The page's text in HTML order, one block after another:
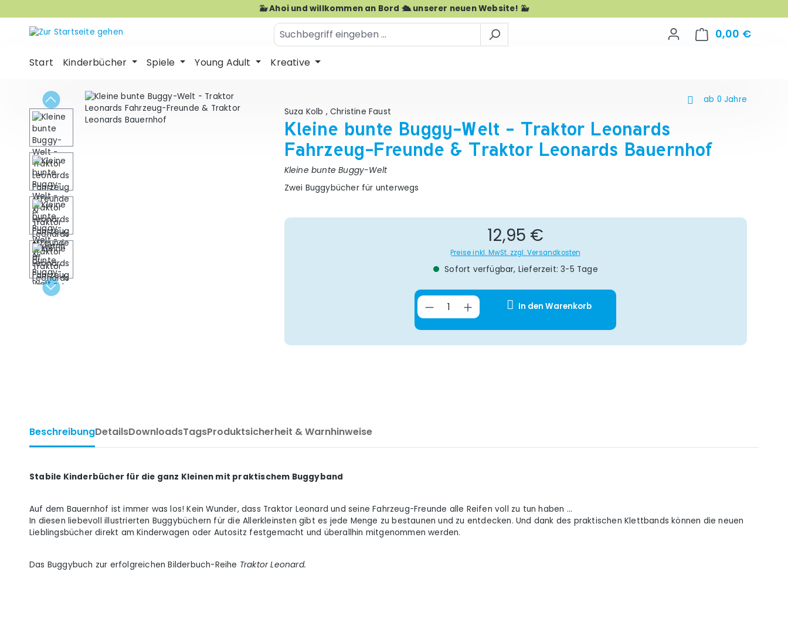
🐳 Ahoi und willkommen an Bord 🛳️ unserer neuen Website! 🐳
0,00 €
Start Kinderbücher Spiele Young Adult Kreative
Bildergalerie überspringen
ab 0 Jahre
Suza Kolb ,Christine Faust
Kleine bunte Buggy-Welt - Traktor Leonards
Fahrzeug-Freunde & Traktor Leonards Bauernhof
Kleine bunte Buggy-Welt
Zwei Buggybücher für unterwegs
Regulärer Preis:
12,95 €
Preise inkl. MwSt. zzgl. Versandkosten
Sofort verfügbar, Lieferzeit: 3-5 Tage
Produkt Anzahl: Gib den gewünschten Wert ein
In den Warenkorb
BeschreibungDetailsDownloadsTagsProduktsicherheit & Warnhinweise
Stabile Kinderbücher für die ganz Kleinen mit praktischem Buggyband
Auf dem Bauernhof ist immer was los! Kein Wunder, dass Traktor Leonard und seine Fahrzeug-Freunde alle Reifen voll zu tun haben …
In diesen liebevoll illustrierten Buggybüchern für die Allerkleinsten gibt es jede Menge zu bestaunen und zu entdecken. Und dank des praktischen Klettbands können die neuen
Lieblingsbücher direkt am Kinderwagen oder Autositz festgemacht und überallhin mitgenommen werden.
Das Buggybuch zur erfolgreichen Bilderbuch-Reihe Traktor Leonard.